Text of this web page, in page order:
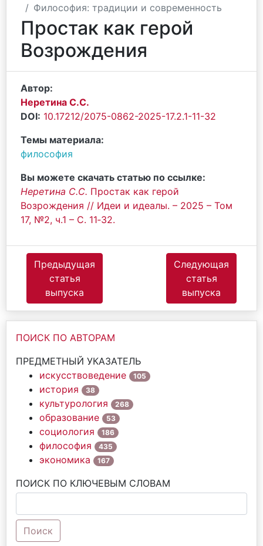
Философия: традиции и современность
Простак как герой
Возрождения
Автор:
Неретина С.С.
DOI: 10.17212/2075-0862-2025-17.2.1-11-32
Темы материала:
философия
Вы можете скачать статью по ссылке:
Неретина С.С. Простак как герой
Возрождения // Идеи и идеалы. – 2025 – Том
17, №2, ч.1 – С. 11‐32.
Предыдущая
статья
выпуска
Следующая
статья
выпуска
ПОИСК ПО АВТОРАМ
ПРЕДМЕТНЫЙ УКАЗАТЕЛЬ
искусствоведение
105
история 38
культурология 268
образование 53
социология 186
философия 435
экономика 167
ПОИСК ПО КЛЮЧЕВЫМ СЛОВАМ
Поиск